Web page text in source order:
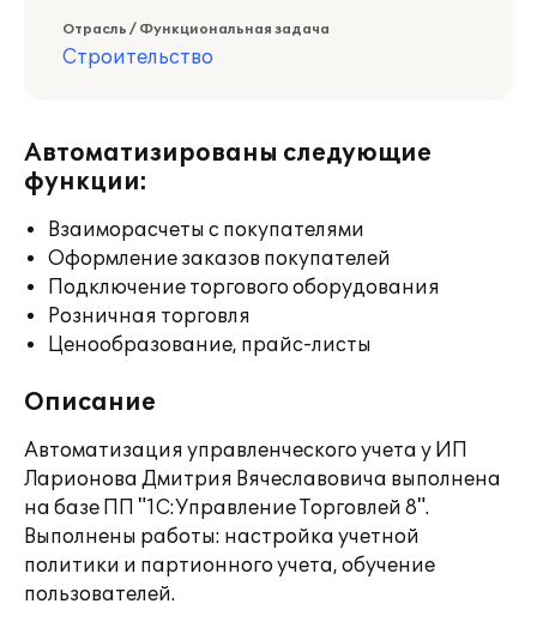
Отрасль / Функциональная задача
Строительство
Автоматизированы следующие
функции:
Взаиморасчеты с покупателями
Оформление заказов покупателей
Подключение торгового оборудования
Розничная торговля
Ценообразование, прайс-листы
Описание
Автоматизация управленческого учета у ИП
Ларионова Дмитрия Вячеславовича выполнена
на базе ПП "1С:Управление Торговлей 8".
Выполнены работы: настройка учетной
политики и партионного учета, обучение
пользователей.